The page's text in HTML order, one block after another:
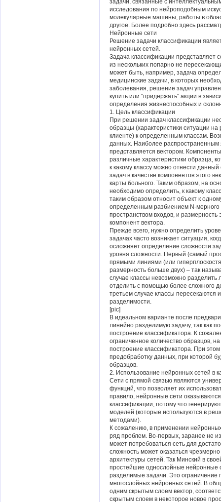
задачи, связанные с
исследования по нейроподобным
молекулярные машины, работы в
другое. Более подробно здесь
Нейронные сети
Решение задачи классификации
нейронных сетей.
Задача классификации представляет
из нескольких попарно не
может быть, например, задача
медицинские задачи, в которых
заболевания, решение задач
купить или "придержать" акции в
определения жизнеспособных и
1. Цель классификации
При решении задач классификации
образцы (характеристики ситуации
клиенте) к определенным классам.
данных. Наиболее распространенным
представляется вектором.
различные характеристики образца,
к какому классу можно отнести
задач в качестве компонентов этого
карты больного. Таким образом, на
необходимо определить, к какому
таким образом относит объект к
определенным разбиением N-мерного
пространством входов, и размерность
компонент вектора.
Прежде всего, нужно определить
задачах часто возникает ситуация,
осложняет определение сложности
уровня сложности. Первый (самый
прямыми линиями (или
размерность больше двух) – так
случае классы невозможно
отделить с помощью более сложного
третьем случае классы пересекаются
разделимости.
[pic]
В идеальном варианте после
линейно разделимую задачу, так как
построение классификатора. К
ограниченное количество образцов,
построение классификатора. При
предобработку данных, при которой
образцов.
2. Использование нейронных сетей в
Сети с прямой связью являются
функций, что позволяет их
правило, нейронные сети
классификации, потому что
моделей (которые используются в
методами).
К сожалению, в применении нейронных
ряд проблем. Во-первых, заранее не
может потребоваться сеть для
сложность может оказаться
архитектуры сетей. Так Минский в
простейшие однослойные нейронные
разделимые задачи. Это ограничение
многослойных нейронных сетей. В
одним скрытым слоем вектор,
скрытым слоем в некоторое новое